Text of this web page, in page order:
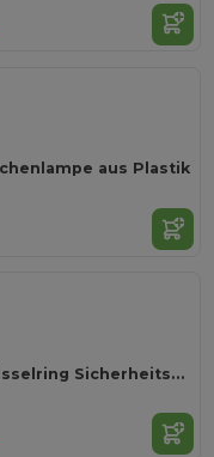
aus Plastik
VISIBLE RING Schlüsselring Sicherheitsweste